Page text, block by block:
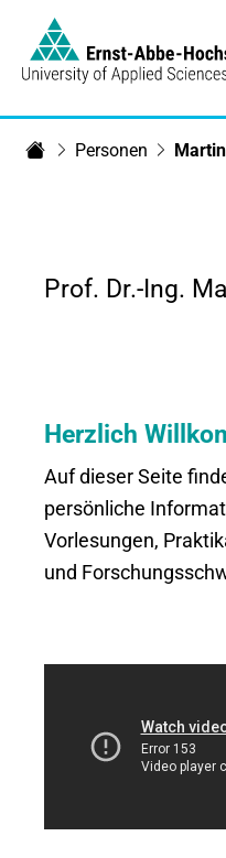
Personen
Prof. Dr.-Ing.
Herzlich
Auf dieser Seite
persönliche
Vorlesungen,
und